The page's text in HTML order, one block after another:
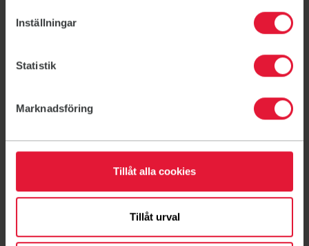
Inställningar
Statistik
Marknadsföring
Tillåt alla cookies
Tillåt urval
Aktuellt